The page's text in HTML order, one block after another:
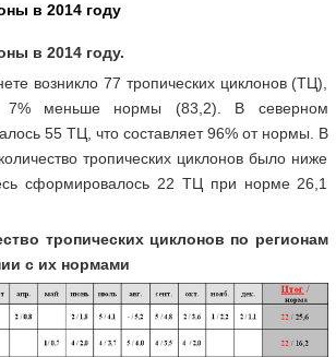
в 2014 году
в 2014 году.
возникло 77 тропических циклонов (ТЦ),
7% меньше нормы (83,2). В северном
55 ТЦ, что составляет 96% от нормы. В
тропических циклонов было ниже
сформировалось 22 ТЦ при норме 26,1
тропических циклонов по регионам
с их нормами